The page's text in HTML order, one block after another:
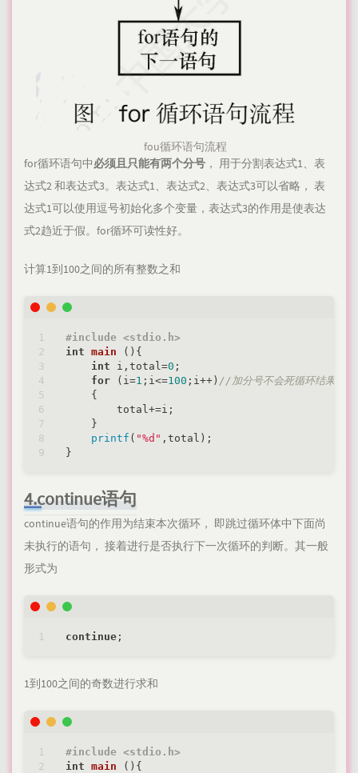
fou循环语句流程
for循环语句中必须且只能有两个分号 ， 用于分割表达式1、表
达式2 和表达式3。表达式1、表达式2、表达式3可以省略， 表
达式1可以使用逗号初始化多个变量，表达式3的作用是使表达
式2趋近于假。for循环可读性好。
计算1到100之间的所有整数之和
#include <stdio.h>
int main () {
int i,total=0 ;
for (i=1 ;i<=100 ;i++) //加分号不会死循环结果会不
    {
        total+=i;
    }
printf ( "%d" ,total);
4.continue语句
continue语句的作用为结束本次循环， 即跳过循环体中下面尚
未执行的语句， 接着进行是否执行下一次循环的判断。其一般
形式为
continue
1到100之间的奇数进行求和
#include <stdio.h>
int main () {